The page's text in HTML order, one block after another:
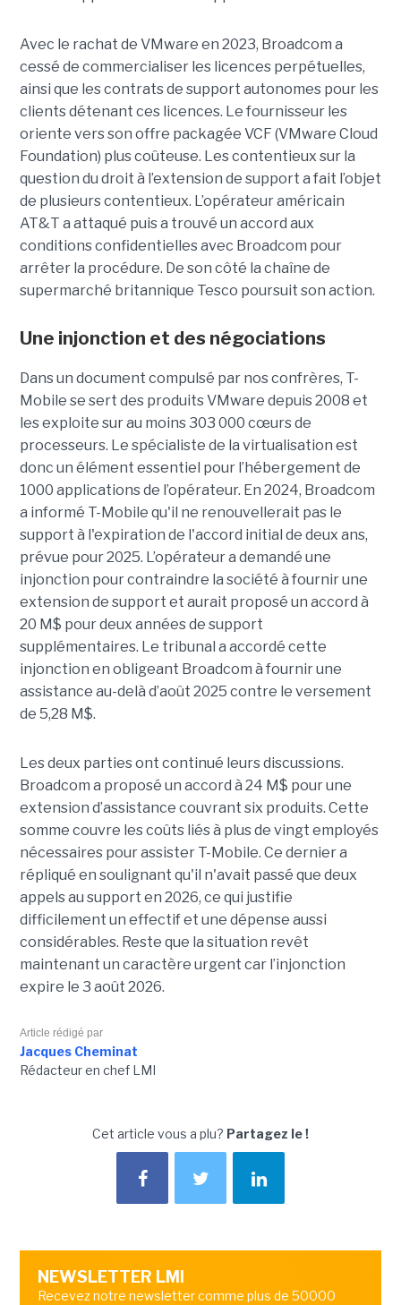
Avec le rachat de VMware en 2023, Broadcom a
cessé de commercialiser les licences perpétuelles,
ainsi que les contrats de support autonomes pour les
clients détenant ces licences. Le fournisseur les
oriente vers son offre packagée VCF (VMware Cloud
Foundation) plus coûteuse. Les contentieux sur la
question du droit à l’extension de support a fait l’objet
de plusieurs contentieux. L’opérateur américain
AT&T a attaqué puis a trouvé un accord aux
conditions confidentielles avec Broadcom pour
arrêter la procédure. De son côté la chaîne de
supermarché britannique Tesco poursuit son action.
Une injonction et des négociations
Dans un document compulsé par nos confrères, T-
Mobile se sert des produits VMware depuis 2008 et
les exploite sur au moins 303 000 cœurs de
processeurs. Le spécialiste de la virtualisation est
donc un élément essentiel pour l’hébergement de
1000 applications de l’opérateur. En 2024, Broadcom
a informé T-Mobile qu'il ne renouvellerait pas le
support à l'expiration de l'accord initial de deux ans,
prévue pour 2025. L’opérateur a demandé une
injonction pour contraindre la société à fournir une
extension de support et aurait proposé un accord à
20 M$ pour deux années de support
supplémentaires. Le tribunal a accordé cette
injonction en obligeant Broadcom à fournir une
assistance au-delà d’août 2025 contre le versement
de 5,28 M$.
Les deux parties ont continué leurs discussions.
Broadcom a proposé un accord à 24 M$ pour une
extension d’assistance couvrant six produits. Cette
somme couvre les coûts liés à plus de vingt employés
nécessaires pour assister T-Mobile. Ce dernier a
répliqué en soulignant qu'il n'avait passé que deux
appels au support en 2026, ce qui justifie
difficilement un effectif et une dépense aussi
considérables. Reste que la situation revêt
maintenant un caractère urgent car l’injonction
expire le 3 août 2026.
Article rédigé par
Jacques Cheminat
Rédacteur en chef LMI
Cet article vous a plu? Partagez le !
NEWSLETTER LMI
Recevez notre newsletter comme plus de 50000